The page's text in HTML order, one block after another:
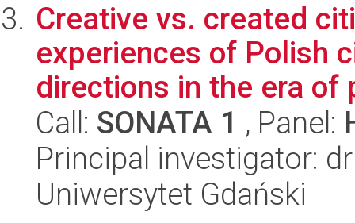
Creative vs. created
experiences of Polish
directions in the era of
Call: SONATA 1 , Panel:
Principal investigator:
Uniwersytet Gdański